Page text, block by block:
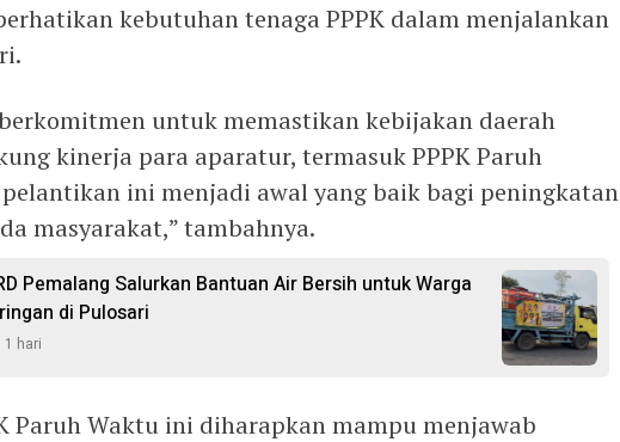
kebutuhan tenaga PPPK dalam menjalankan
untuk memastikan kebijakan daerah
kinerja para aparatur, termasuk PPPK Paruh
pelantikan ini menjadi awal yang baik bagi peningkatan
masyarakat,” tambahnya.
Pemalang Salurkan Bantuan Air Bersih untuk Warga
di Pulosari
1 hari
Paruh Waktu ini diharapkan mampu menjawab